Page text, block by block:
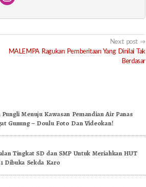
Next post
MALEMPA Ragukan Pemberitaan Yang Dinilai Tak
Berdasar
Pungli Menuju Kawasan Pemandian Air Panas
Gunung – Doulu Foto Dan Videokan!
Tingkat SD dan SMP Untuk Meriahkan HUT
Dibuka Sekda Karo